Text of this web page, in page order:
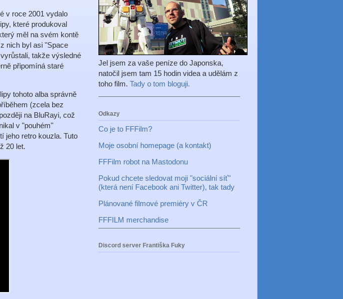
v roce 2001 vydalo
které produkoval
měl na svém kontě
nich byl asi "Space
takže výsledné
připomíná staré
tohoto alba správně
(zcela bez
na BluRayi, což
v "pouhém"
jeho retro kouzla. Tuto
20 let.
Jel jsem za vaše peníze do Japonska,
natočil jsem tam 15 hodin videa a udělám z
toho film. Tady o tom bloguji.
Odkazy
Co je to FFFilm?
Moje osobní homepage (a kontakt)
FFFilm robot na Mastodonu
Pokud chcete sledovat moji "sociální síť"
(která není Facebook ani Twitter), tak tady
Plánované filmové premiéry v ČR
FFFILM merchandise
Discord server Františka Fuky